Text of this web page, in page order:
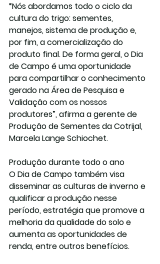
“Nós abordamos todo o ciclo da
cultura do trigo: sementes,
manejos, sistema de produção e,
por fim, a comercialização do
produto final. De forma geral, o Dia
de Campo é uma oportunidade
para compartilhar o conhecimento
gerado na Área de Pesquisa e
Validação com os nossos
produtores”, afirma a gerente de
Produção de Sementes da Cotrijal,
Marcela Lange Schiochet.
Produção durante todo o ano
O Dia de Campo também visa
disseminar as culturas de inverno e
qualificar a produção nesse
período, estratégia que promove a
melhoria da qualidade do solo e
aumenta as oportunidades de
renda, entre outros benefícios.